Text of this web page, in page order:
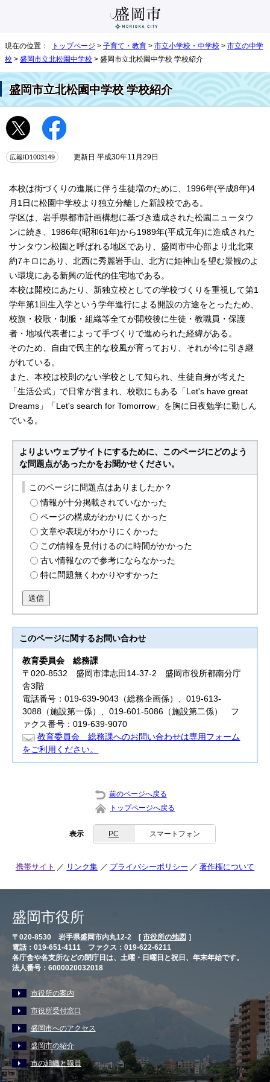
現在の位置： トップページ > 子育て・教育 > 市立小学校・中学校 > 市立の中学
校 > 盛岡市立北松園中学校 > 盛岡市立北松園中学校 学校紹介
盛岡市立北松園中学校 学校紹介
広報ID1003149 更新日 平成30年11月29日
本校は街づくりの進展に伴う生徒増のために、1996年(平成8年)4
月1日に松園中学校より独立分離した新設校である。
学区は、岩手県都市計画構想に基づき造成された松園ニュータウ
ンに続き、1986年(昭和61年)から1989年(平成元年)に造成された
サンタウン松園と呼ばれる地区であり、盛岡市中心部より北北東
約7キロにあり、北西に秀麗岩手山、北方に姫神山を望む景観のよ
い環境にある新興の近代的住宅地である。
本校は開校にあたり、新独立校としての学校づくりを重視して第1
学年第1回生入学という学年進行による開設の方途をとったため、
校旗・校歌・制服・組織等全てが開校後に生徒・教職員・保護
者・地域代表者によって手づくりで進められた経緯がある。
そのため、自由で民主的な校風が育っており、それが今に引き継
がれている。
また、本校は校則のない学校として知られ、生徒自身が考えた
「生活公式」で日常が営まれ、校歌にもある「Let's have great
Dreams」「Let's search for Tomorrow」を胸に日夜勉学に勤しん
でいる。
よりよいウェブサイトにするために、このページにどのよう
な問題点があったかをお聞かせください。
このページに問題点はありましたか？
情報が十分掲載されていなかった
ページの構成がわかりにくかった
文章や表現がわかりにくかった
この情報を見付けるのに時間がかかった
古い情報なので参考にならなかった
特に問題無くわかりやすかった
送信
このページに関するお問い合わせ
教育委員会総務課
〒020-8532 盛岡市津志田14-37-2 盛岡市役所都南分庁
舎3階
電話番号：019-639-9043（総務企画係）、019-613-
3088（施設第一係）、019-601-5086（施設第二係） フ
ァクス番号：019-639-9070
教育委員会 総務課へのお問い合わせは専用フォーム
をご利用ください。
前のページへ戻る
トップページへ戻る
表示 PC スマートフォン
携帯サイト リンク集 プライバシーポリシー 著作権について
盛岡市役所
〒020-8530 岩手県盛岡市内丸12-2 [ 市役所の地図 ］
電話：019-651-4111 ファクス：019-622-6211
各庁舎や各支所などの閉庁日は、土曜・日曜日と祝日、年末年始です。
法人番号：6000020032018
市役所の案内
市役所受付窓口
盛岡市へのアクセス
盛岡市の紹介
市の組織と職員